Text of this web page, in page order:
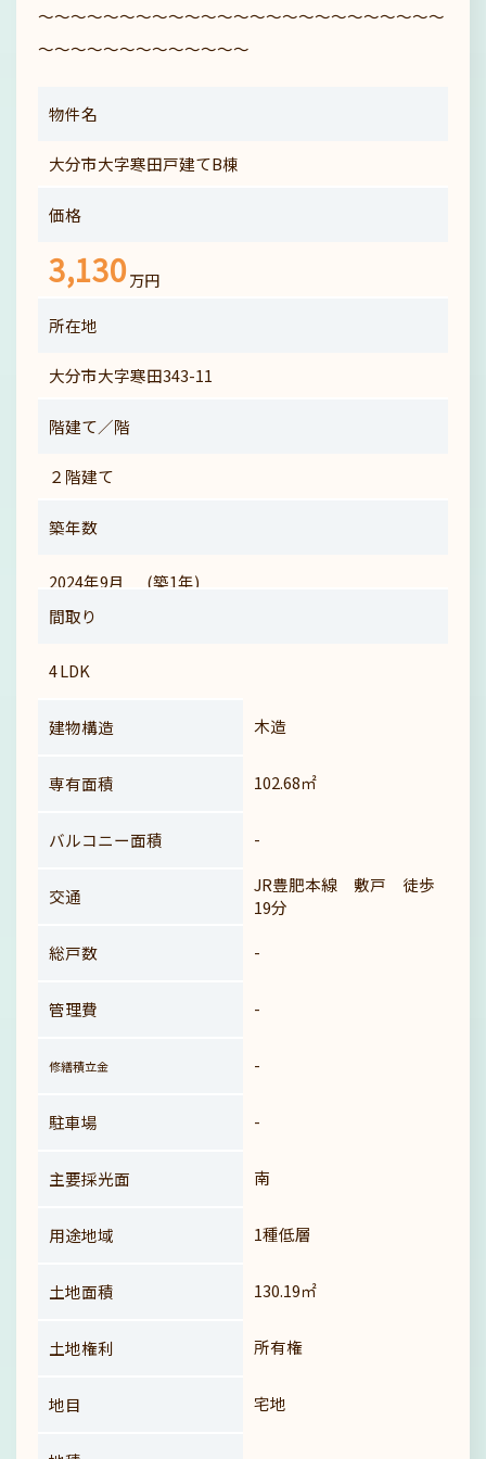
～～～～～～～～～～～～～～～～～～～～～～～～～
～～～～～～～～～～～～～
物件名
大分市大字寒田戸建てB棟
価格
3,130万円
所在地
大分市大字寒田343-11
階建て／階
２階建て
築年数
2024年9月
(築1年)
間取り
4LDK
建物構造 木造
専有面積 102.68㎡
バルコニー面積 -
交通
JR豊肥本線 敷戸 徒歩
19分
総戸数
-
管理費 -
修繕積立金 -
駐車場 -
主要採光面 南
用途地域 1種低層
土地面積 130.19㎡
土地権利 所有権
地目 宅地